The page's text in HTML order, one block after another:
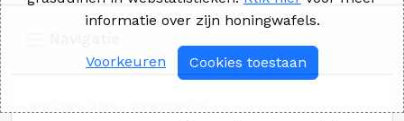
informatie over zijn honingwafels.
Voorkeuren Cookies toestaan